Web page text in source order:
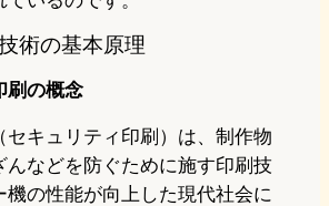
術の基本原理
刷の概念
セキュリティ印刷）は、制作物
んなどを防ぐために施す印刷技
機の性能が向上した現代社会に